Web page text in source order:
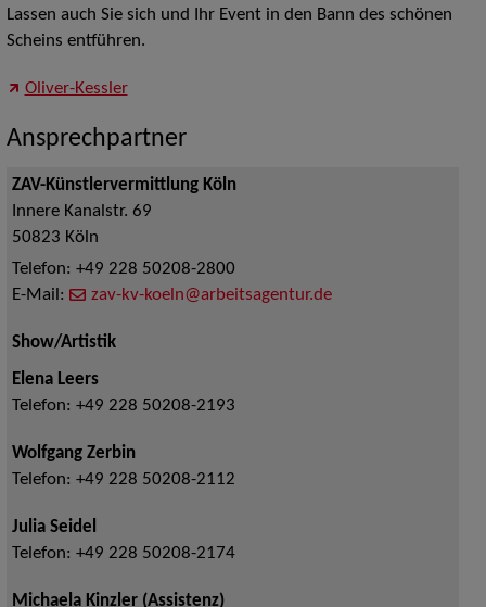
Lassen auch Sie sich und Ihr Event in den Bann des schönen
Scheins entführen.
Oliver-Kessler
Ansprechpartner
ZAV-Künstlervermittlung Köln
Innere Kanalstr. 69
50823 Köln
Telefon: +49 228 50208-2800
E-Mail:
zav-kv-koeln@arbeitsagentur.de
Show/Artistik
Elena Leers
Telefon: +49 228 50208-2193
Wolfgang Zerbin
Telefon: +49 228 50208-2112
Julia Seidel
Telefon: +49 228 50208-2174
Michaela Kinzler (Assistenz)